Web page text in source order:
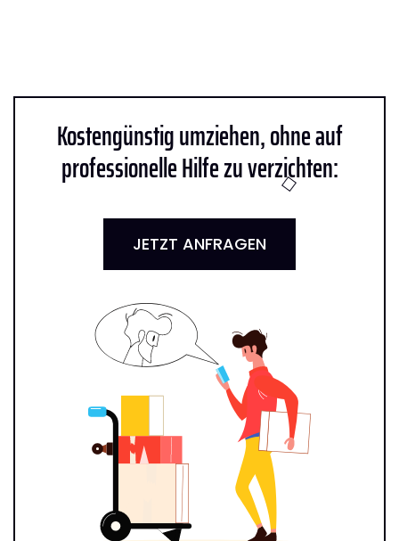
Kostengünstig umziehen, ohne auf
professionelle Hilfe zu verzichten:
JETZT ANFRAGEN